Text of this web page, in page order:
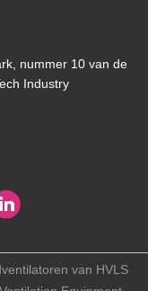
nummer 10 van de
Industry
van HVLS